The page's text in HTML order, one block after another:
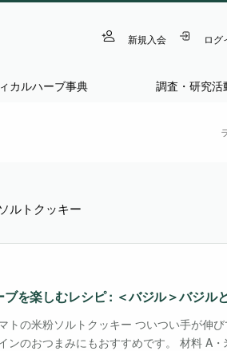
新規入会 ログ
カルハーブ事典 調査・研究活
ルトクッキー
ブを楽しむレシピ : ＜バジル＞バジル
トの米粉ソルトクッキー ついつい手が伸
ンのおつまみにもおすすめです。 材料 A